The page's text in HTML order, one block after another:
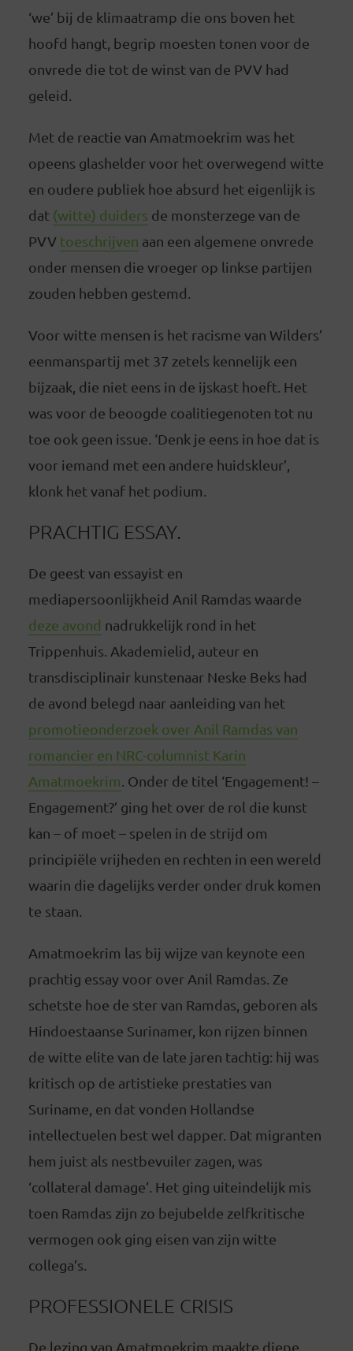
‘we’ bij de klimaatramp die ons boven het
hoofd hangt, begrip moesten tonen voor de
onvrede die tot de winst van de PVV had
geleid.
Met de reactie van Amatmoekrim was het
opeens glashelder voor het overwegend witte
en oudere publiek hoe absurd het eigenlijk is
dat (witte) duiders de monsterzege van de
PVV toeschrijven aan een algemene onvrede
onder mensen die vroeger op linkse partijen
zouden hebben gestemd.
Voor witte mensen is het racisme van Wilders’
eenmanspartij met 37 zetels kennelijk een
bijzaak, die niet eens in de ijskast hoeft. Het
was voor de beoogde coalitiegenoten tot nu
toe ook geen issue. ‘Denk je eens in hoe dat is
voor iemand met een andere huidskleur’,
klonk het vanaf het podium.
PRACHTIG ESSAY.
De geest van essayist en
mediapersoonlijkheid Anil Ramdas waarde
deze avond nadrukkelijk rond in het
Trippenhuis. Akademielid, auteur en
transdisciplinair kunstenaar Neske Beks had
de avond belegd naar aanleiding van het
promotieonderzoek over Anil Ramdas van
romancier en NRC-columnist Karin
Amatmoekrim . Onder de titel ‘Engagement! –
Engagement?’ ging het over de rol die kunst
kan – of moet – spelen in de strijd om
principiële vrijheden en rechten in een wereld
waarin die dagelijks verder onder druk komen
te staan.
Amatmoekrim las bij wijze van keynote een
prachtig essay voor over Anil Ramdas. Ze
schetste hoe de ster van Ramdas, geboren als
Hindoestaanse Surinamer, kon rijzen binnen
de witte elite van de late jaren tachtig: hij was
kritisch op de artistieke prestaties van
Suriname, en dat vonden Hollandse
intellectuelen best wel dapper. Dat migranten
hem juist als nestbevuiler zagen, was
‘collateral damage’. Het ging uiteindelijk mis
toen Ramdas zijn zo bejubelde zelfkritische
vermogen ook ging eisen van zijn witte
collega’s.
PROFESSIONELE CRISIS
De lezing van Amatmoekrim maakte diepe